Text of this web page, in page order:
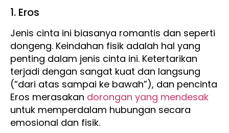
1. Eros
Jenis cinta ini biasanya romantis dan seperti
dongeng. Keindahan fisik adalah hal yang
penting dalam jenis cinta ini. Ketertarikan
terjadi dengan sangat kuat dan langsung
(“dari atas sampai ke bawah”), dan pencinta
Eros merasakan dorongan yang mendesak
untuk memperdalam hubungan secara
emosional dan fisik.